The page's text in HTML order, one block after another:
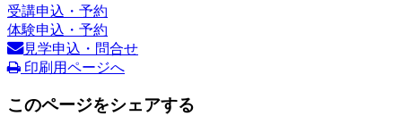
受講申込・予約
体験申込・予約
見学申込・問合せ
印刷用ページへ
このページをシェアする